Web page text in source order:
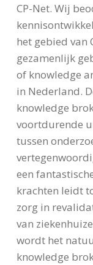
CP-Net. Wij
het gebied van
gezamenlijk
of knowledge
in Nederland.
knowledge
voortdurende
tussen
een
krachten leidt
zorg in
van
wordt het
knowledge